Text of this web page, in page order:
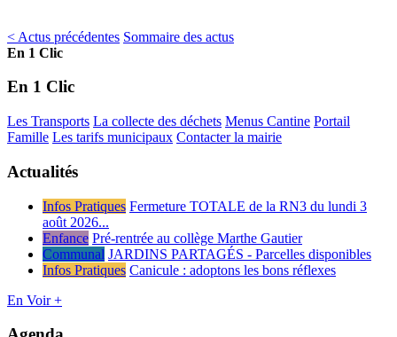
< Actus précédentes Sommaire des actus
En 1 Clic
En 1 Clic
Les Transports La collecte des déchets Menus Cantine Portail
Famille Les tarifs municipaux Contacter la mairie
Actualités
Infos Pratiques Fermeture TOTALE de la RN3 du lundi 3
août 2026...
Enfance Pré-rentrée au collège Marthe Gautier
Communal JARDINS PARTAGÉS - Parcelles disponibles
Infos Pratiques Canicule : adoptons les bons réflexes
En Voir +